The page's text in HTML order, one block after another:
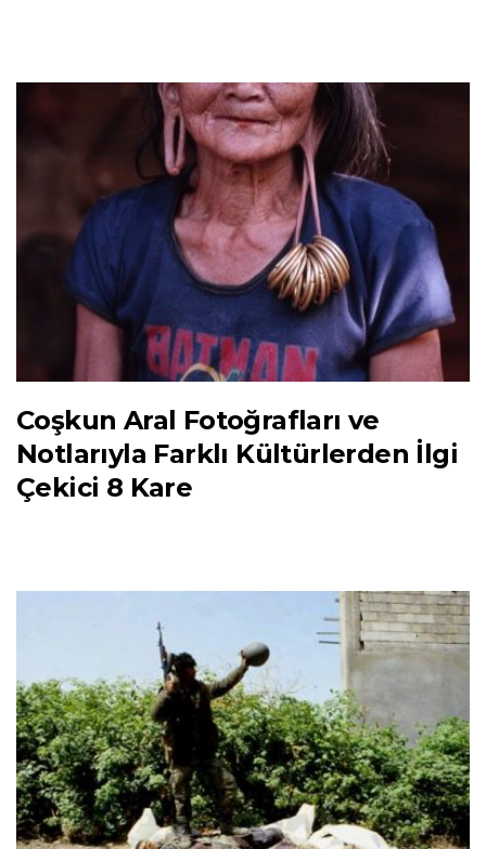
Coşkun Aral Fotoğrafları ve
Notlarıyla Farklı Kültürlerden İlgi
Çekici 8 Kare